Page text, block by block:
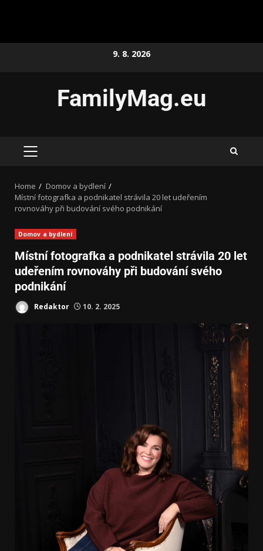
9. 8. 2026
FamilyMag.eu
Home
Domov a bydlení
Místní fotografka a podnikatel strávila 20 let udeřením
rovnováhy při budování svého podnikání
Domov a bydlení
Místní fotografka a podnikatel strávila 20 let
udeřením rovnováhy při budování svého
podnikání
Redaktor 10. 2. 2025